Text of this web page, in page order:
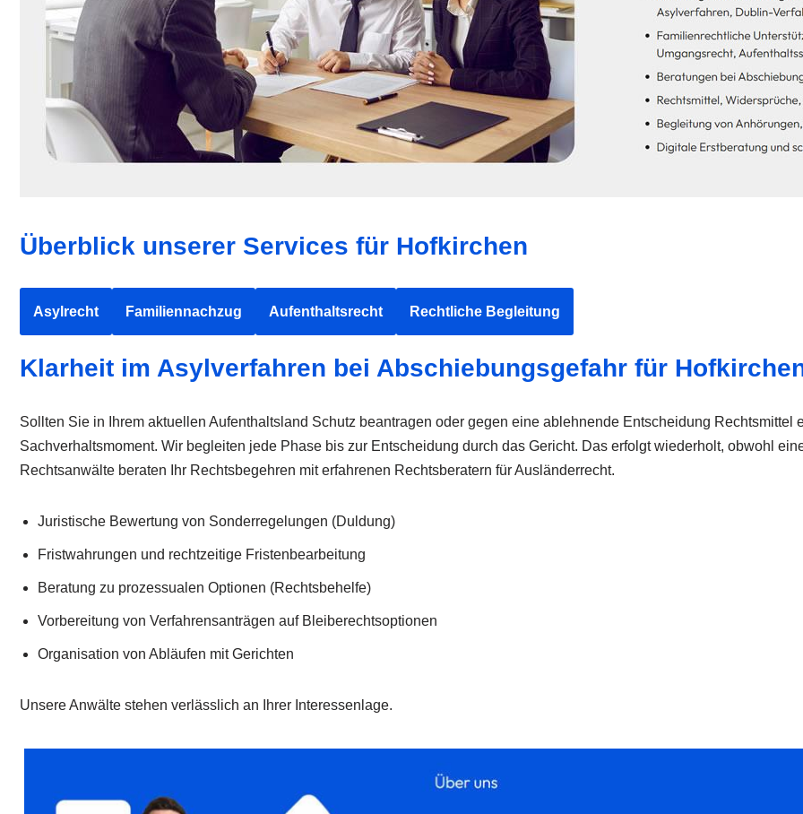
Überblick unserer Services für Hofkirchen
Asylrecht Familiennachzug Aufenthaltsrecht Rechtliche Begleitung
Klarheit im Asylverfahren bei Abschiebungsgefahr für
Sollten Sie in Ihrem aktuellen Aufenthaltsland Schutz beantragen oder gegen eine ablehnende Entscheidung
Sachverhaltsmoment. Wir begleiten jede Phase bis zur Entscheidung durch das Gericht. Das erfolgt wiederholt, obwohl
Rechtsanwälte beraten Ihr Rechtsbegehren mit erfahrenen Rechtsberatern für Ausländerrecht.
Juristische Bewertung von Sonderregelungen (Duldung)
Fristwahrungen und rechtzeitige Fristenbearbeitung
Beratung zu prozessualen Optionen (Rechtsbehelfe)
Vorbereitung von Verfahrensanträgen auf Bleiberechtsoptionen
Organisation von Abläufen mit Gerichten
Unsere Anwälte stehen verlässlich an Ihrer Interessenlage.